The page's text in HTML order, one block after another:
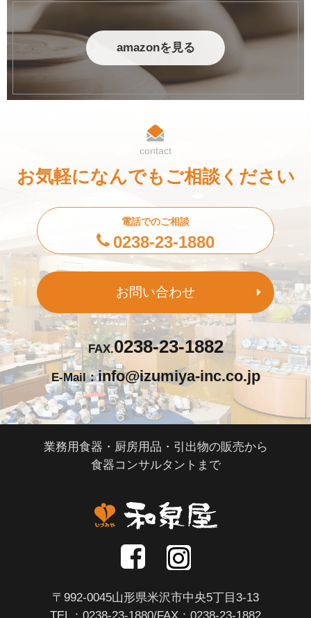
amazonを見る
contact
お気軽になんでもご相談ください
電話でのご相談
0238-23-1880
お問い合わせ
FAX.0238-23-1882
E-Mail：info@izumiya-inc.co.jp
業務用食器・厨房用品・引出物の販売から
食器コンサルタントまで
〒992-0045山形県米沢市中央5丁目3-13